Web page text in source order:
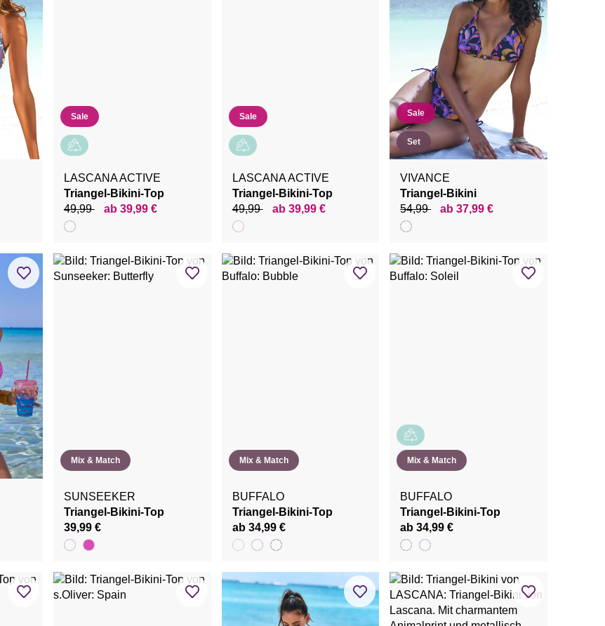
Sale
LASCANA ACTIVE
Triangel-Bikini-Top
49,99
ab 39,99 €
Sale
LASCANA ACTIVE
Triangel-Bikini-Top
49,99
ab 39,99 €
Sale
Set
VIVANCE
Triangel-Bikini
54,99
ab 37,99 €
Mix & Match
SUNSEEKER
Triangel-Bikini-Top
39,99 €
Mix & Match
BUFFALO
Triangel-Bikini-Top
ab 34,99 €
Mix & Match
BUFFALO
Triangel-Bikini-Top
ab 34,99 €